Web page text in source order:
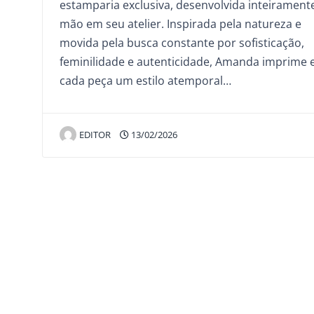
estamparia exclusiva, desenvolvida
mão em seu atelier. Inspirada pela natureza e
movida pela busca constante por sofisticação,
feminilidade e autenticidade, Amanda imprime
cada peça um estilo atemporal…
EDITOR 13/02/2026